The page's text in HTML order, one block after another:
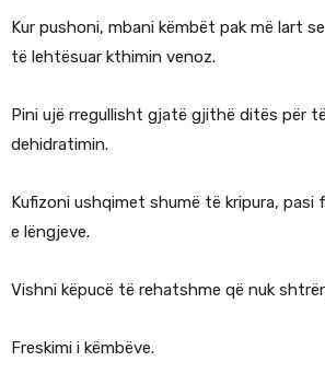
Kur pushoni, mbani këmbët pak më lart
të lehtësuar kthimin venoz.
Pini ujë rregullisht gjatë gjithë ditës për
dehidratimin.
Kufizoni ushqimet shumë të kripura,
e lëngjeve.
Vishni këpucë të rehatshme që nuk
Freskimi i këmbëve.